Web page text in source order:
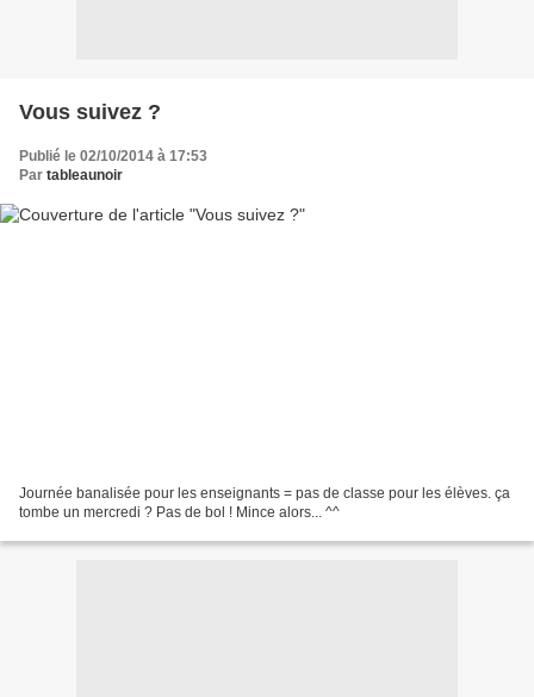
Vous suivez ?
Publié le 02/10/2014 à 17:53
Par tableaunoir
Journée banalisée pour les enseignants = pas de classe pour les élèves. ça
tombe un mercredi ? Pas de bol ! Mince alors... ^^